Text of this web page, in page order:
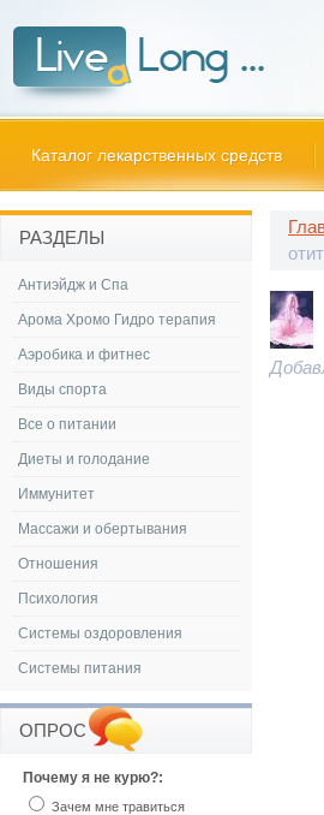
Каталог лекарственных средств
РАЗДЕЛЫ
Антиэйдж и Спа
Арома Хромо Гидро терапия
Аэробика и фитнес
Виды спорта
Все о питании
Диеты и голодание
Иммунитет
Массажи и обертывания
Отношения
Психология
Системы оздоровления
Системы питания
ОПРОС
Почему я не курю?:
Зачем мне травиться